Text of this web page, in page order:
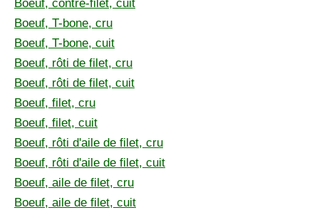
Boeuf, contre-filet, cuit
Boeuf, T-bone, cru
Boeuf, T-bone, cuit
Boeuf, rôti de filet, cru
Boeuf, rôti de filet, cuit
Boeuf, filet, cru
Boeuf, filet, cuit
Boeuf, rôti d'aile de filet, cru
Boeuf, rôti d'aile de filet, cuit
Boeuf, aile de filet, cru
Boeuf, aile de filet, cuit